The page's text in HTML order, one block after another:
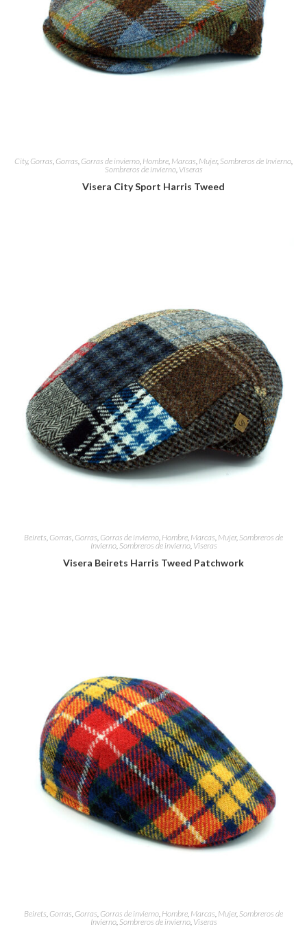
City, Gorras Gorras Gorras de invierno Hombre Marcas Mujer, Sombreros de Invierno
Sombreros de invierno, Viseras
Visera City Sport Harris Tweed
Beirets, Gorras, Gorras, Gorras de invierno, Hombre, Marcas, Mujer, Sombreros de
Invierno, Sombreros de invierno, Viseras
Visera Beirets Harris Tweed Patchwork
Beirets, Gorras, Gorras, Gorras de invierno, Hombre, Marcas, Mujer, Sombreros de
Invierno, Sombreros de invierno, Viseras